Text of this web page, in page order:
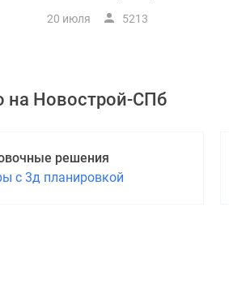
20 июля 5213
на Новострой-СПб
решения
с 3д планировкой